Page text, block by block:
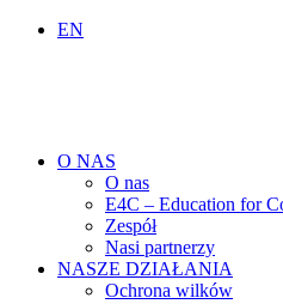
EN
O NAS
O nas
E4C – Education for
Zespół
Nasi partnerzy
NASZE DZIAŁANIA
Ochrona wilków